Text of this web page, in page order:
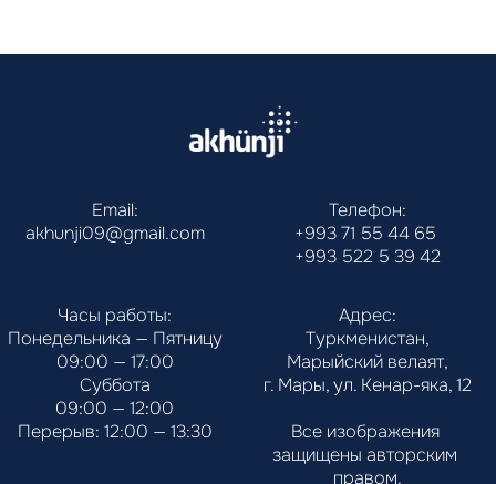
Email:
akhunji09@gmail.com
Телефон:
+993 71 55 44 65
+993 522 5 39 42
Часы работы:
Понедельника — Пятницу
09:00 — 17:00
Суббота
09:00 — 12:00
Перерыв: 12:00 — 13:30
Адрес:
Туркменистан,
Марыйский велаят,
г. Мары, ул. Кенар-яка, 12
Все изображения
защищены авторским
правом.